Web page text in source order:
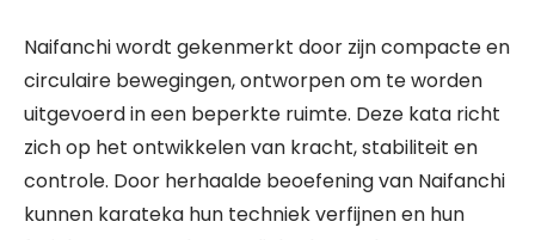
Naifanchi wordt gekenmerkt door zijn compacte en
circulaire bewegingen, ontworpen om te worden
uitgevoerd in een beperkte ruimte. Deze kata richt
zich op het ontwikkelen van kracht, stabiliteit en
controle. Door herhaalde beoefening van Naifanchi
kunnen karateka hun techniek verfijnen en hun